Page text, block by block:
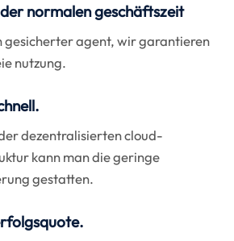
normalen geschäftszeit
gesicherter agent, wir garantieren
nutzung.
dezentralisierten cloud-
kann man die geringe
gestatten.